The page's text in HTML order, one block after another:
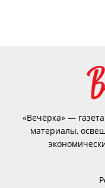
«Вечёрка» —
материалы,